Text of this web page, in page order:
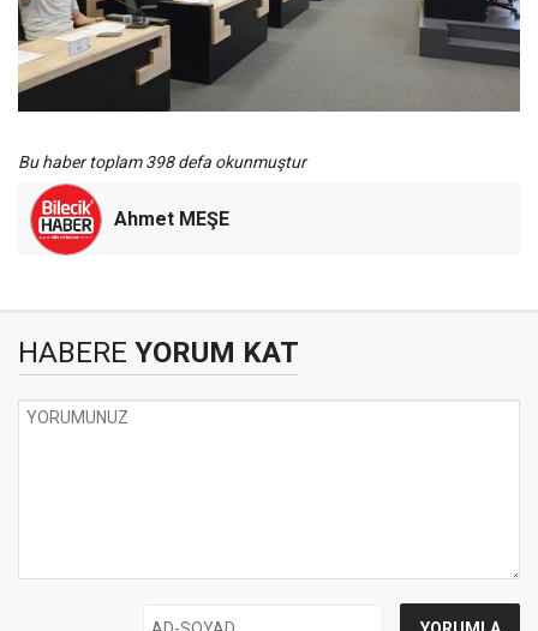
Bu haber toplam 398 defa okunmuştur
Ahmet MEŞE
HABERE YORUM KAT